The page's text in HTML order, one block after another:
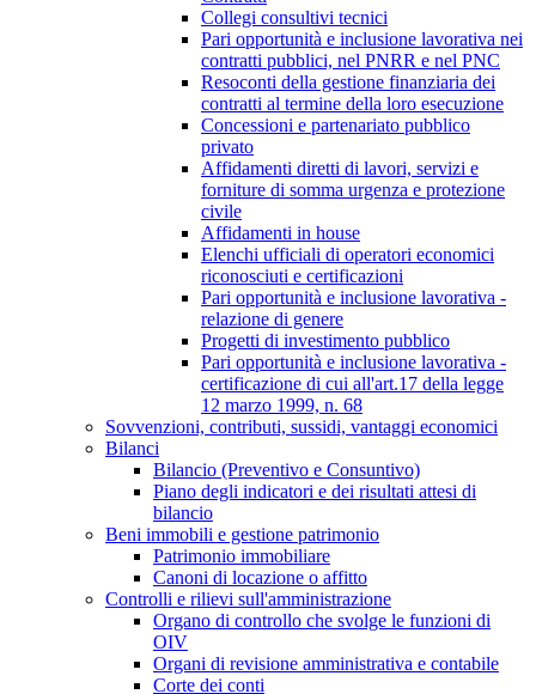
Collegi consultivi tecnici
Pari opportunità e inclusione lavorativa nei
contratti pubblici, nel PNRR e nel PNC
Resoconti della gestione finanziaria dei
contratti al termine della loro esecuzione
Concessioni e partenariato pubblico
privato
Affidamenti diretti di lavori, servizi e
forniture di somma urgenza e protezione
civile
Affidamenti in house
Elenchi ufficiali di operatori economici
riconosciuti e certificazioni
Pari opportunità e inclusione lavorativa -
relazione di genere
Progetti di investimento pubblico
Pari opportunità e inclusione lavorativa -
certificazione di cui all'art.17 della legge
12 marzo 1999, n. 68
Sovvenzioni, contributi, sussidi, vantaggi economici
Bilanci
Bilancio (Preventivo e Consuntivo)
Piano degli indicatori e dei risultati attesi di
bilancio
Beni immobili e gestione patrimonio
Patrimonio immobiliare
Canoni di locazione o affitto
Controlli e rilievi sull'amministrazione
Organo di controllo che svolge le funzioni di
OIV
Organi di revisione amministrativa e contabile
Corte dei conti